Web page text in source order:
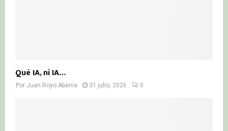
Qué IA, ni IA…
Por Juan Royo Abenia 31 julio, 2026 0